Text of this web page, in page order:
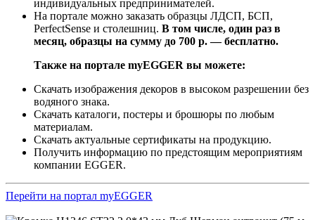
индивидуальных предпринимателей.
На портале можно заказать образцы ЛДСП, БСП,
PerfectSense и столешниц. В том числе, один раз в
месяц, образцы на сумму до 700 р. — бесплатно.
Также на портале myEGGER вы можете:
Скачать изображения декоров в высоком разрешении без
водяного знака.
Скачать каталоги, постеры и брошюры по любым
материалам.
Скачать актуальные сертификаты на продукцию.
Получить информацию по предстоящим мероприятиям
компании EGGER.
Перейти на портал myEGGER